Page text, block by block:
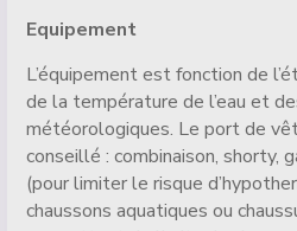
Equipement
L’équipement est fonction de
de la température de l’eau et
météorologiques. Le port de
conseillé : combinaison, shorty,
(pour limiter le risque
chaussons aquatiques ou